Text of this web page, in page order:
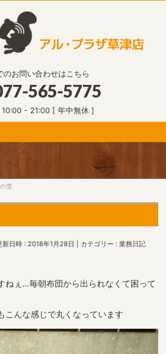
のお問い合わせはこちら
565-5775
10:00 - 21:00 [ 年中無休 ]
雪
新日時 : 2018年1月28日 カテゴリー :業務日記
ねぇ…毎朝布団から出られなくて困って
こんな感じで丸くなっています